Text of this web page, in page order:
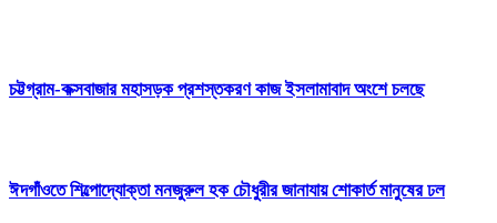
চট্টগ্রাম-কক্সবাজার মহাসড়ক প্রশস্তকরণ কাজ ইসলামাবাদ অংশে চলছে
ঈদগাঁওতে শিল্পোদ্যোক্তা মনজুরুল হক চৌধুরীর জানাযায় শোকার্ত মানুষের ঢল